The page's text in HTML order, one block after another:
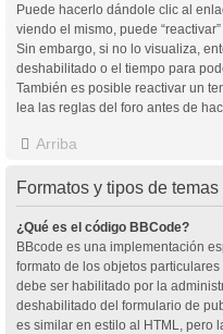
Puede hacerlo dándole clic al
viendo el mismo, puede
Sin embargo, si no lo visualiza,
deshabilitado o el tiempo para
También es posible reactivar un
lea las reglas del foro antes de
Arriba
Formatos y tipos de temas
¿Qué es el código BBCode?
BBcode es una implementación
formato de los objetos
debe ser habilitado por la
deshabilitado del formulario de
es similar en estilo al HTML, pero